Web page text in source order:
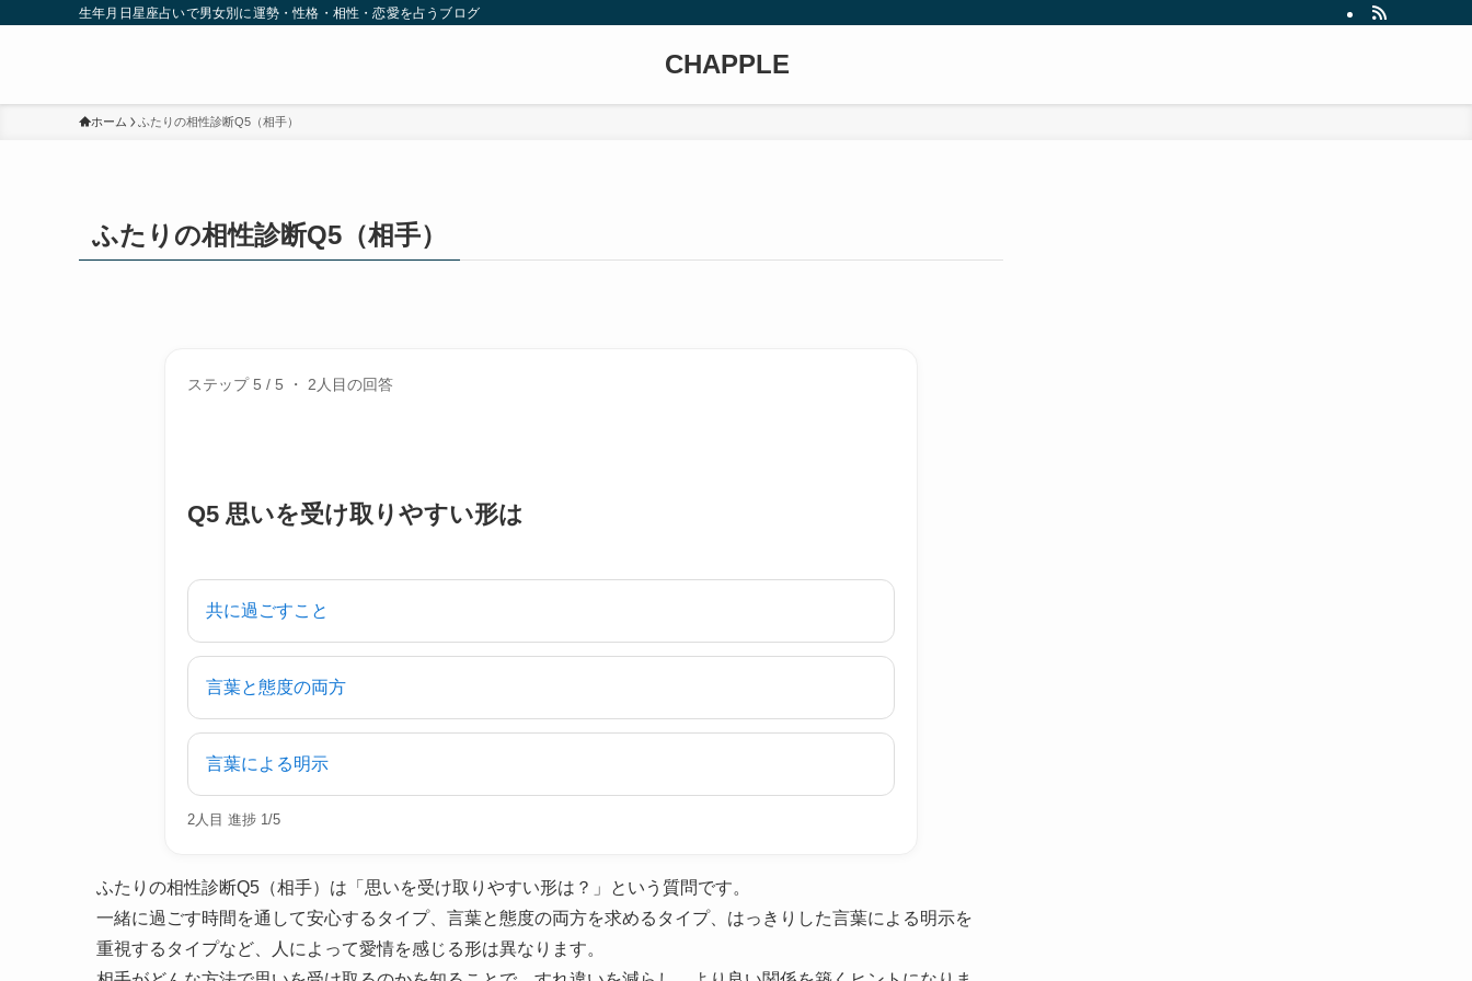
生年月日星座占いで男女別に運勢・性格・相性・恋愛を占うブログ
CHAPPLE
ホーム ふたりの相性診断Q5（相手）
ふたりの相性診断Q5（相手）
ステップ 5 / 5 ・ 2人目の回答
Q5 思いを受け取りやすい形は
共に過ごすこと
言葉と態度の両方
言葉による明示
2人目 進捗 1/5
ふたりの相性診断Q5（相手）は「思いを受け取りやすい形は？」という質問です。
一緒に過ごす時間を通して安心するタイプ、言葉と態度の両方を求めるタイプ、はっきりした言葉による明示を
重視するタイプなど、人によって愛情を感じる形は異なります。